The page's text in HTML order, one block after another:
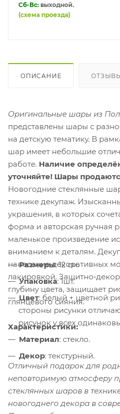
Сб-Вс: выходной.
(схема проезда)
ОПИСАНИЕ
Оригинальные шары из
представлены шары с
на детскую тематику. В
шар имеет небольшие
работе. Наличие
уточняйте! Шары
Новогодние стеклянные
технике декупаж.
украшения, в которых
форма и авторская ручная
маленькое произведение
вниманием к деталям.
нанесение декоративных
лакировкой.
глубину цвета, защищает
глянцевого сияния.
Характеристики:
Размеры: 12 см.
Упаковка: 1шт.
Цвет: белый + цветной
стороны рисунки
рисунок у всех
Материал: стекло.
Декор: текстурный.
Отличный подарок для
неповторимую атмосферу
стеклянных шаров в
новогоднего декора в